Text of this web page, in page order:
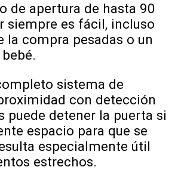
de apertura de hasta 90
siempre es fácil, incluso
la compra pesadas o un
sistema de
con detección
puede detener la puerta si
espacio para que se
especialmente útil
estrechos.